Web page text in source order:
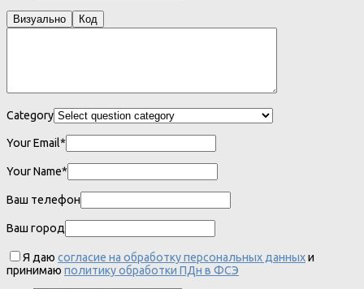
Визуально Код
Category
Your Email*
Your Name*
Ваш телефон
Ваш город
Я даю согласие на обработку персональных данныхи
принимаю политику обработки ПДн в ФСЭ